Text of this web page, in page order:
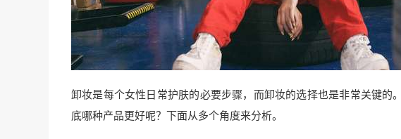
卸妆是每个女性日常护肤的必要步骤，而卸妆的选择也是非常关键的
底哪种产品更好呢？下面从多个角度来分析。